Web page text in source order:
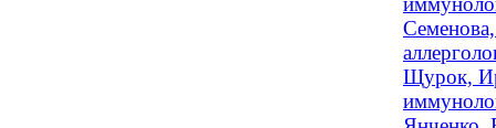
Щурок,